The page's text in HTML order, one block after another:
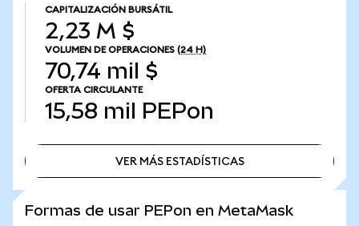
CAPITALIZACIÓN BURSÁTIL
2,23 M $
VOLUMEN DE OPERACIONES (24 H)
70,74 mil $
OFERTA CIRCULANTE
15,58 mil PEPon
VER MÁS ESTADÍSTICAS
Formas de usar PEPon en MetaMask